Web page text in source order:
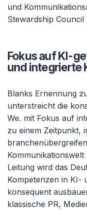
und
Stewardship Council
Fokus auf KI-
und integrierte
Blanks Ernennung
unterstreicht die
We. mit Fokus auf
zu einem Zeitpunkt,
Leitung wird das
Kompetenzen in KI-
konsequent
klassische PR,